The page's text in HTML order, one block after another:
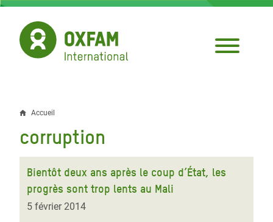
Aller
contenu
principal
Fil
d'Ariane
Accueil
corruption
Bientôt deux ans après le coup d’État, les
progrès sont trop lents au Mali
5 février 2014